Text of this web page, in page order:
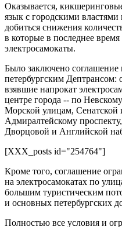
Оказывается,
язык с городскими властями
добиться снижения
в которые в последнее
электросамокаты.
Было заключено
петербургским Дептрансом:
взявшие напрокат
центре города -- по
Морской улицам,
Адмиралтейскому
Дворцовой и Английской
[XXX_posts id="254764"]
Кроме того, соглашение
на электросамокатах по
большим туристическим
и основных петербургских
Полностью все условия и